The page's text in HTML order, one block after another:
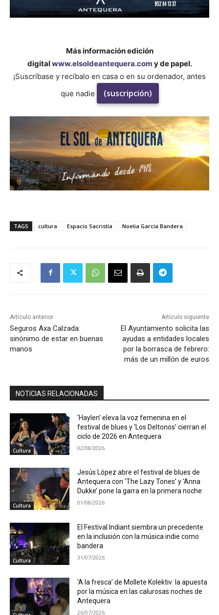
Más información edición
digitalwww.elsoldeantequera.com y de papel.
¡Suscríbase y recíbalo en casa o en su ordenador, antes
que nadie
(suscripción)
TAGS cultura Espacio Sacristía Noelia García Bandera
Artículo anterior
Seguros Axa Calzada:
sinónimo de estar en buenas
manos
Artículo siguiente
El Ayuntamiento solicita las
ayudas a entidades locales
por la borrasca de febrero:
más de un millón de euros
NOTICIAS RELACIONADAS
Cultura
‘Haylen’ eleva la voz femenina en el
festival de blues y ‘Los Deltonos’ cierran el
ciclo de 2026 en Antequera
02/08/2026
Cultura
Jesús López abre el festival de blues de
Antequera con ‘The Lazy Tones’ y ‘Anna
Dukke’ pone la garra en la primera noche
01/08/2026
Cultura
El Festival Indiant siembra un precedente
en la inclusión con la música indie como
bandera
31/07/2026
‘A la fresca’ de Mollete Kolektiv: la apuesta
por la música en las calurosas noches de
Antequera
26/07/2026